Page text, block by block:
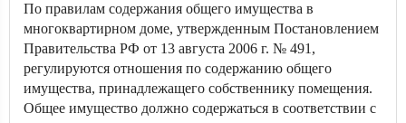
По правилам содержания общего имущества в
многоквартирном доме, утвержденным Постановлением
Правительства РФ от 13 августа 2006 г. № 491,
регулируются отношения по содержанию общего
имущества, принадлежащего собственнику помещения.
Общее имущество должно содержаться в соответствии с